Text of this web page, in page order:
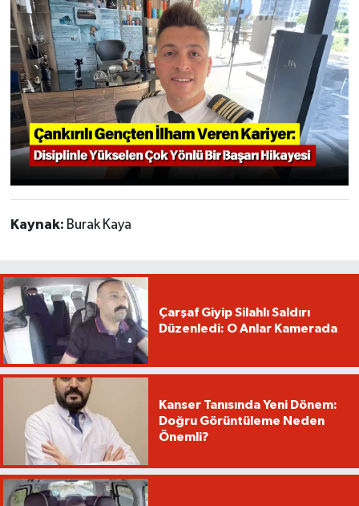
Kaynak: Burak Kaya
Çarşaf Giyip Silahlı Saldırı
Düzenledi: O Anlar Kamerada
Kanser Tanısında Yeni Dönem:
Doğru Görüntüleme Neden
Önemli?